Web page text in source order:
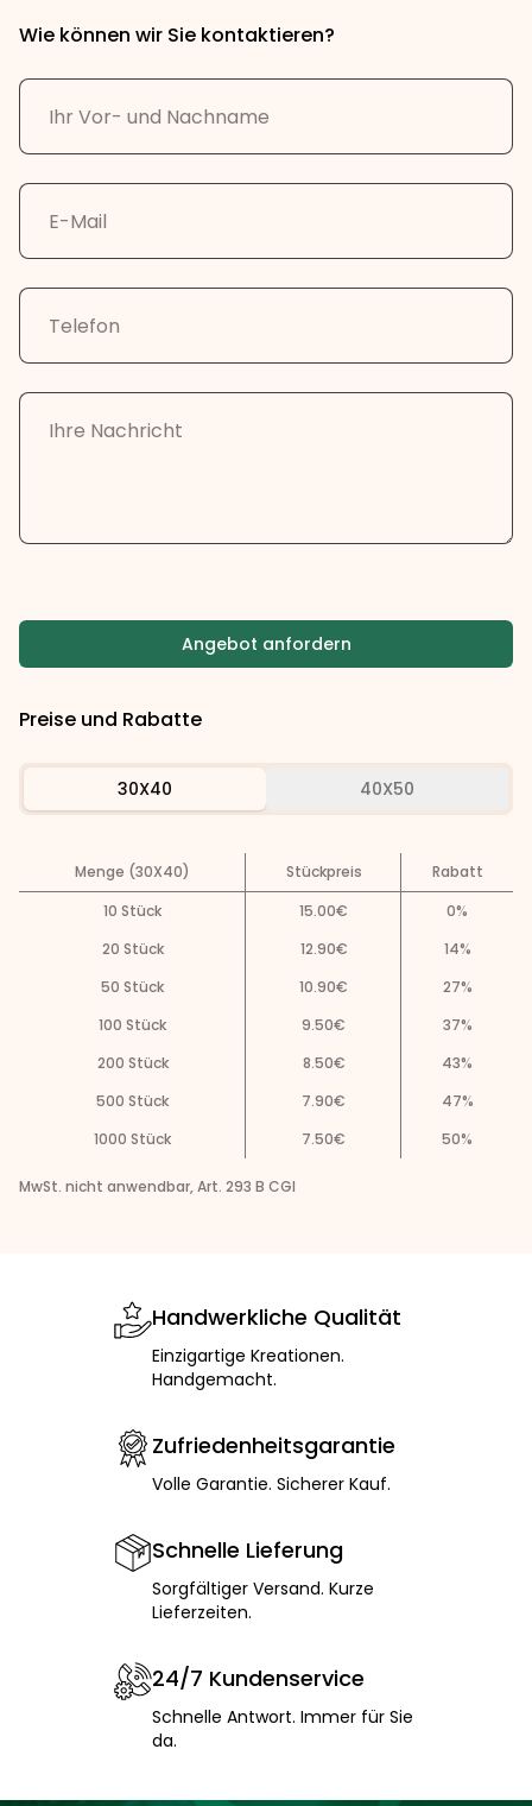
Wie können wir Sie kontaktieren?
Angebot anfordern
Preise und Rabatte
30X40 40X50
Menge (30X40) Stückpreis
Rabatt
10 Stück 15.00€ 0%
20 Stück 12.90€ 14%
50 Stück 10.90€ 27%
100 Stück 9.50€ 37%
200 Stück 8.50€ 43%
500 Stück 7.90€ 47%
1000 Stück 7.50€ 50%
MwSt. nicht anwendbar, Art. 293 B CGI
Handwerkliche Qualität
Einzigartige Kreationen.
Handgemacht.
Zufriedenheitsgarantie
Volle Garantie. Sicherer Kauf.
Schnelle Lieferung
Sorgfältiger Versand. Kurze
Lieferzeiten.
24/7 Kundenservice
Schnelle Antwort. Immer für Sie
da.